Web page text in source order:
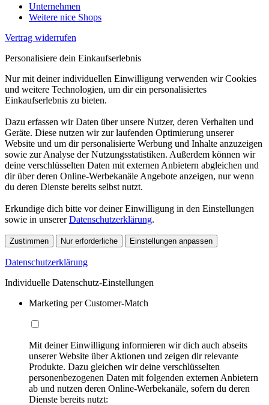
Unternehmen
Weitere nice Shops
Vertrag widerrufen
Personalisiere dein Einkaufserlebnis
Nur mit deiner individuellen Einwilligung verwenden wir Cookies
und weitere Technologien, um dir ein personalisiertes
Einkaufserlebnis zu bieten.
Dazu erfassen wir Daten über unsere Nutzer, deren Verhalten und
Geräte. Diese nutzen wir zur laufenden Optimierung unserer
Website und um dir personalisierte Werbung und Inhalte anzuzeigen
sowie zur Analyse der Nutzungsstatistiken. Außerdem können wir
deine verschlüsselten Daten mit externen Anbietern abgleichen und
dir über deren Online-Werbekanäle Angebote anzeigen, nur wenn
du deren Dienste bereits selbst nutzt.
Erkundige dich bitte vor deiner Einwilligung in den Einstellungen
sowie in unsererDatenschutzerklärung.
Zustimmen Nur erforderliche Einstellungen anpassen
Datenschutzerklärung
Individuelle Datenschutz-Einstellungen
Marketing per Customer-Match
Mit deiner Einwilligung informieren wir dich auch abseits
unserer Website über Aktionen und zeigen dir relevante
Produkte. Dazu gleichen wir deine verschlüsselten
personenbezogenen Daten mit folgenden externen Anbietern
ab und nutzen deren Online-Werbekanäle, sofern du deren
Dienste bereits nutzt: